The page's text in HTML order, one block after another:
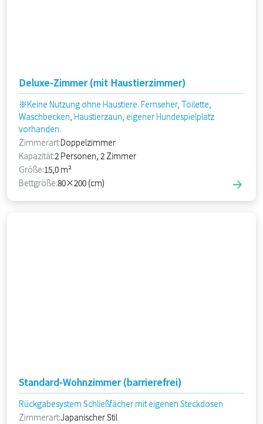
Deluxe-Zimmer (mit Haustierzimmer)
※Keine Nutzung ohne Haustiere. Fernseher, Toilette,
Waschbecken, Haustierzaun, eigener Hundespielplatz
vorhanden.
Zimmerart:Doppelzimmer
Kapazität:2 Personen, 2 Zimmer
Größe:15,0 m²
Bettgröße:80×200 (cm)
Standard-Wohnzimmer (barrierefrei)
Rückgabesystem Schließfächer mit eigenen Steckdosen
Zimmerart:Japanischer Stil